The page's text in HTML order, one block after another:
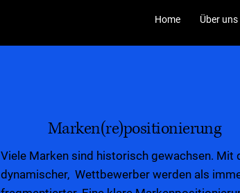
Home Über uns
Marken(re)positionierung
Viele Marken sind historisch gewachsen.
dynamischer, Wettbewerber werden als